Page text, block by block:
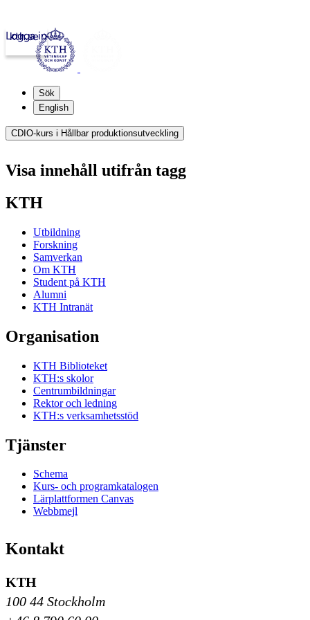
kth.se
Logga in
Sök
English
CDIO-kurs i Hållbar produktionsutveckling
Visa innehåll utifrån tagg
KTH
Utbildning
Forskning
Samverkan
Om KTH
Student på KTH
Alumni
KTH Intranät
Organisation
KTH Biblioteket
KTH:s skolor
Centrumbildningar
Rektor och ledning
KTH:s verksamhetsstöd
Tjänster
Schema
Kurs- och programkatalogen
Lärplattformen Canvas
Webbmejl
Kontakt
KTH
100 44 Stockholm